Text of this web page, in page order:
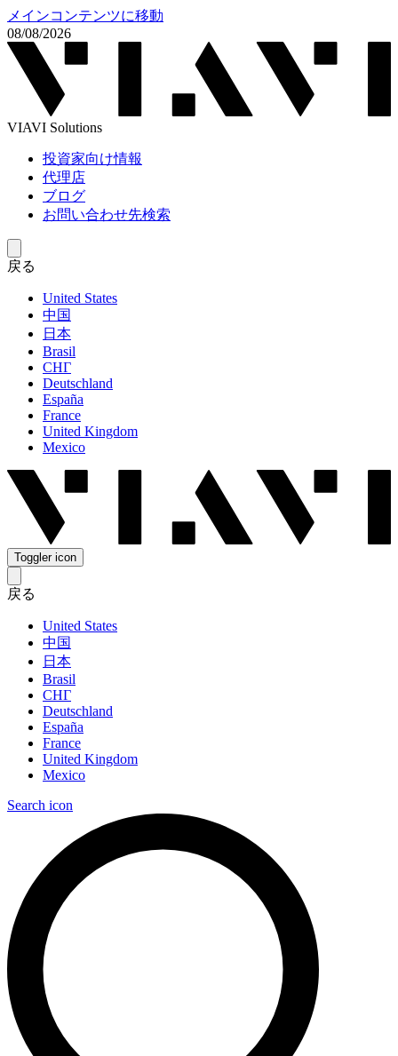
メインコンテンツに移動
08/08/2026
VIAVI Solutions
投資家向け情報
代理店
ブログ
お問い合わせ先検索
戻る
United States
中国
日本
Brasil
СНГ
Deutschland
España
France
United Kingdom
Mexico
Toggler icon
戻る
United States
中国
日本
Brasil
СНГ
Deutschland
España
France
United Kingdom
Mexico
Search icon